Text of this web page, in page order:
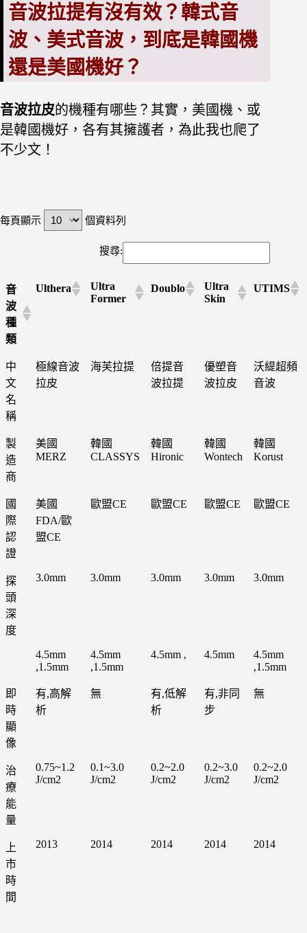
音波拉提有沒有效？韓式音
波、美式音波，到底是韓國機
還是美國機好？
音波拉皮的機種有哪些？ 其實，美國機、或
是韓國機好，各有其擁護者，為此我也爬了
不少文！
每頁顯示 個資料列
搜尋:
音
波
種
類
Ulthera
Ultra
Former
Doublo
Ultra
Skin
UTIMS
中
文
名
稱
極線音波
拉皮
海芙拉提
倍提音
波拉提
優塑音
波拉皮
沃緹超頻
音波
製
造
商
美國
MERZ
韓國
CLASSYS
韓國
Hironic
韓國
Wontech
韓國
Korust
國
際
認
證
美國
FDA/歐
盟CE
歐盟CE 歐盟CE 歐盟CE 歐盟CE
探
頭
深
度
3.0mm 3.0mm 3.0mm 3.0mm 3.0mm
4.5mm
,1.5mm
4.5mm
,1.5mm
4.5mm , 4.5mm
4.5mm
,1.5mm
即
時
顯
像
有,高解
析
無
有,低解
析
有,非同
步
無
治
療
能
量
0.75~1.2
J/cm2
0.1~3.0
J/cm2
0.2~2.0
J/cm2
0.2~3.0
J/cm2
0.2~2.0
J/cm2
上
市
時
間
2013 2014 2014 2014 2014